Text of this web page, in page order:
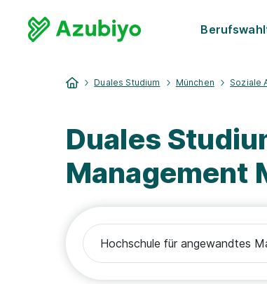
Duales Studium München Soziale
Duales
Management